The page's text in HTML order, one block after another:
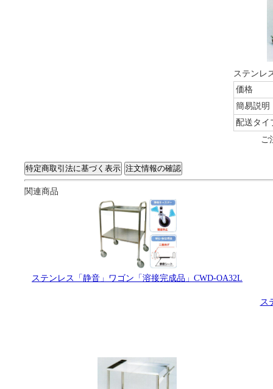
ステンレ
価格
簡易説明
配送タイ
ご
関連商品
ステンレス「静音」ワゴン「溶接完成品」CWD-OA32L
ス